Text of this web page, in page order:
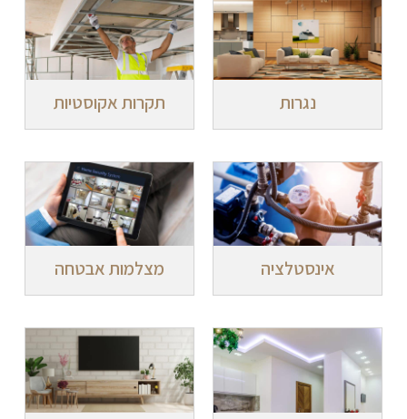
נגרות תקרות אקוסטיות
אינסטלציה מצלמות אבטחה